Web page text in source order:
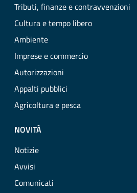
Tributi, finanze e contravvenzioni
Cultura e tempo libero
Ambiente
Imprese e commercio
Autorizzazioni
Appalti pubblici
Agricoltura e pesca
NOVITÀ
Notizie
Avvisi
Comunicati